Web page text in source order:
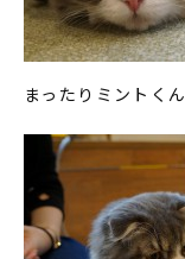
まったりミントくん